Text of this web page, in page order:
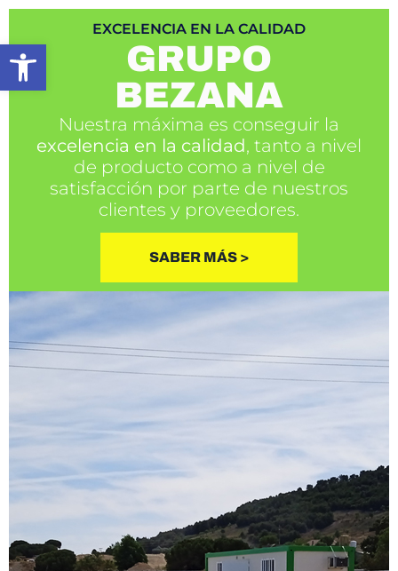
Abrir barra de herramientas
EXCELENCIA EN LA CALIDAD
GRUPO
BEZANA
Nuestra máxima es conseguir la
excelencia en la calidad, tanto a nivel
de producto como a nivel de
satisfacción por parte de nuestros
clientes y proveedores.
SABER MÁS >